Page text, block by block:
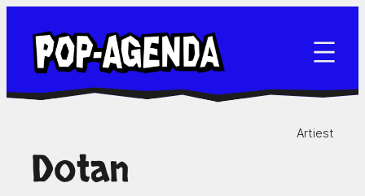
naar
inhoud
Artiest
Dotan